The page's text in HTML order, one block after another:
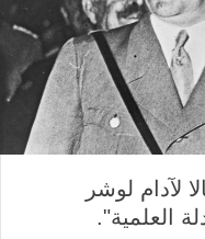
لآدام لوشر
العلمية".